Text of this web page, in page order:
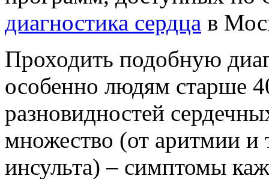
диагностика сердца в
Проходить подобную
особенно людям старше
разновидностей
множество (от аритмии и
инсульта) – симптомы